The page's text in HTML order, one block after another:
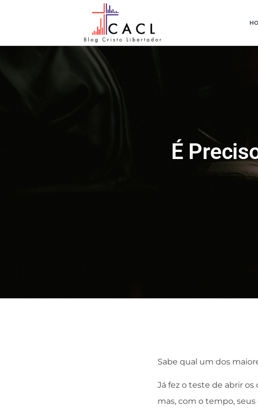
É
Sabe qual um dos
Já fez o teste de abrir
mas, com o tempo,